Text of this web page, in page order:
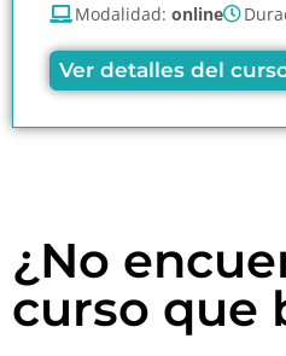
Modalidad: online
Ver detalles del
¿No
curso que